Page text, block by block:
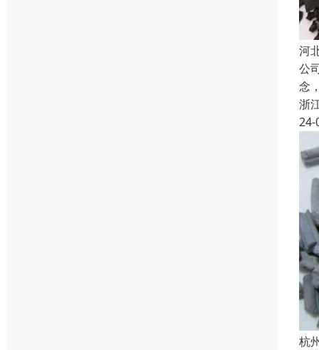
河
公
念
浙
24-
杭